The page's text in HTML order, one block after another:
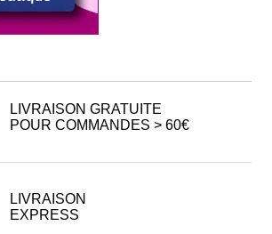
LIVRAISON GRATUITE
POUR COMMANDES > 60€
LIVRAISON
EXPRESS